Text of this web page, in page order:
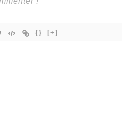
{} [+]